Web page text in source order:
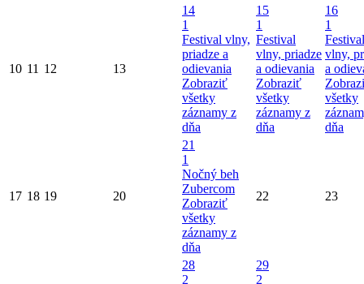
10 11 12 13
14
1
Festival vlny,
priadze a
odievania
Zobraziť
všetky
záznamy z
dňa
15
1
Festival
vlny, priadze
a odievania
Zobraziť
všetky
záznamy z
dňa
16
1
Festival
vlny,
a
všetky
dňa
17 18 19 20
21
1
Nočný beh
Zubercom
Zobraziť
všetky
záznamy z
dňa
22 23
28
2
29
2